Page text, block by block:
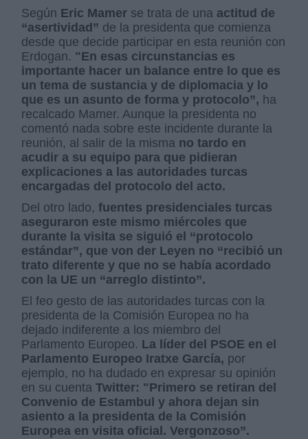
Según Eric Mamer se trata de una actitud de
“asertividad” de la presidenta que comienza
desde que decide participar en esta reunión con
Erdogan. "En esas circunstancias es
importante hacer un balance entre lo que es
un tema de sustancia y de diplomacia y lo
que es un asunto de forma y protocolo”, ha
recalcado Mamer. Aunque la presidenta no
comentó nada sobre este incidente durante la
reunión, al salir de la misma no tardo en
acudir a su equipo para que pidieran
explicaciones a las autoridades turcas
encargadas del protocolo del acto.
Del otro lado,fuentes presidenciales turcas
aseguraron este mismo miércoles que
durante la visita se siguió el “protocolo
estándar”, que von der Leyen no “recibió un
trato diferente y que no se había acordado
con la UE un “arreglo distinto”.
El feo gesto de las autoridades turcas con la
presidenta de la Comisión Europea no ha
dejado indiferente a los miembro del
Parlamento Europeo. La líder del PSOE en el
Parlamento Europeo Iratxe García, por
ejemplo, no ha dudado en expresar su opinión
en su cuentaTwitter: "Primero se retiran del
Convenio de Estambul y ahora dejan sin
asiento a la presidenta de la Comisión
Europea en visita oficial. Vergonzoso”.